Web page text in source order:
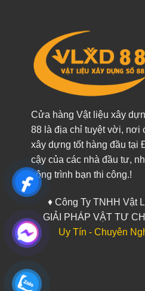
Cửa hàng Vật liệu xây
88 là địa chỉ tuyệt vời, nơi
xây dựng tốt hàng đầu tại
cậy của các nhà đầu tư,
công trình bạn thi công.!
♦ Công Ty TNHH Vật
GIẢI PHÁP VẬT TƯ
Uy Tín - Chuyên